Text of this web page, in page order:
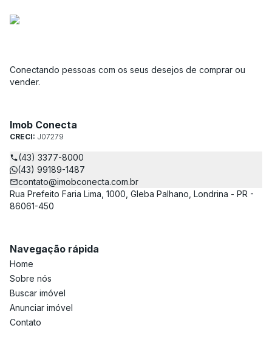
Conectando pessoas com os seus desejos de comprar ou
vender.
Imob Conecta
CRECI: J07279
(43) 3377-8000
(43) 99189-1487
contato@imobconecta.com.br
Rua Prefeito Faria Lima, 1000, Gleba Palhano, Londrina - PR -
86061-450
Navegação rápida
Home
Sobre nós
Buscar imóvel
Anunciar imóvel
Contato